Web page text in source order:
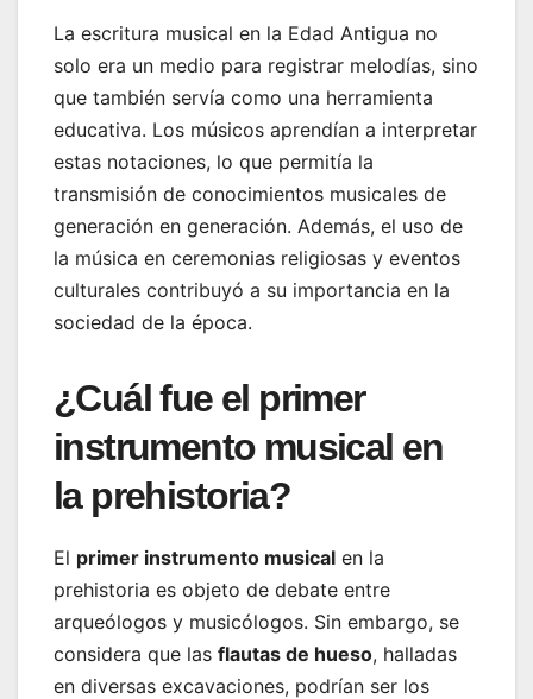
La escritura musical en la Edad Antigua no
solo era un medio para registrar melodías, sino
que también servía como una herramienta
educativa. Los músicos aprendían a interpretar
estas notaciones, lo que permitía la
transmisión de conocimientos musicales de
generación en generación. Además, el uso de
la música en ceremonias religiosas y eventos
culturales contribuyó a su importancia en la
sociedad de la época.
¿Cuál fue el primer
instrumento musical en
la prehistoria?
El primer instrumento musical en la
prehistoria es objeto de debate entre
arqueólogos y musicólogos. Sin embargo, se
considera que las flautas de hueso, halladas
en diversas excavaciones, podrían ser los